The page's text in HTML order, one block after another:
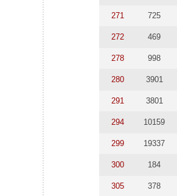
271 725
272 469
278 998
280 3901
291 3801
294 10159
299 19337
300 184
305 378